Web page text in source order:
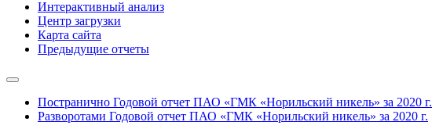
Интерактивный анализ
Центр загрузки
Карта сайта
Предыдущие отчеты
Постранично Годовой отчет ПАО «ГМК «Норильский никель» за 2020 г.
Разворотами Годовой отчет ПАО «ГМК «Норильский никель» за 2020 г.